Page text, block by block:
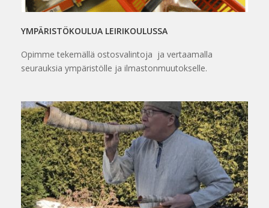
YMPÄRISTÖKOULUA LEIRIKOULUSSA
Opimme tekemällä ostosvalintoja ja vertaamalla
seurauksia ympäristölle ja ilmastonmuutokselle.